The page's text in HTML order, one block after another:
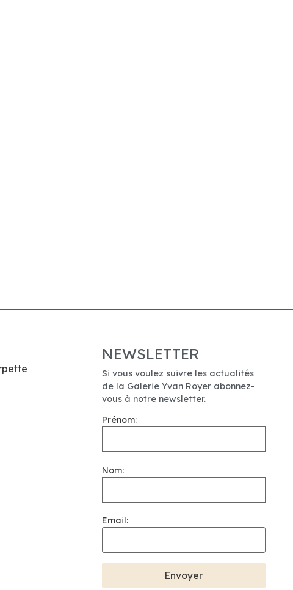
NEWSLETTER
Si vous voulez suivre les actualités
de la Galerie Yvan Royer abonnez-
vous à notre newsletter.
Prénom:
Nom:
Email: